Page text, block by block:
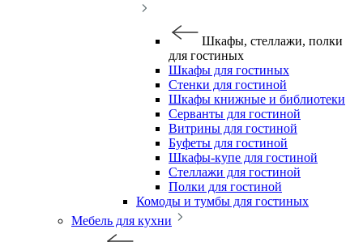
Шкафы, стеллажи, полки
для гостиных
Шкафы для гостиных
Стенки для гостиной
Шкафы книжные и библиотеки
Серванты для гостиной
Витрины для гостиной
Буфеты для гостиной
Шкафы-купе для гостиной
Стеллажи для гостиной
Полки для гостиной
Комоды и тумбы для гостиных
Мебель для кухни